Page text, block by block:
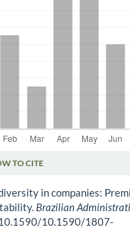
TO CITE
in companies:
Brazilian
10.1590/1807-